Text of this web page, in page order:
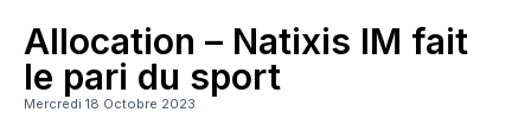
Allocation – Natixis IM fait
le pari du sport
Mercredi 18 Octobre 2023